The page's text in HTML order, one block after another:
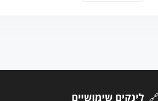
🔗 לינקים שימושיים